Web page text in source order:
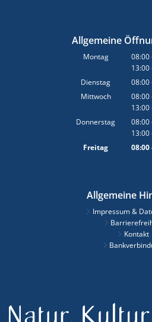
Allgemeine
Montag 08:00
13:00
Dienstag 08:00
Mittwoch 08:00
13:00
Donnerstag 08:00
13:00
Freitag 08:00
Allgemeine
Impressum &
Kontakt